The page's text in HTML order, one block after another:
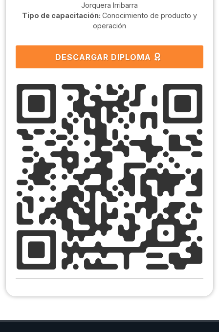
Jorquera Irribarra
Tipo de capacitación: Conocimiento de producto y
operación
DESCARGAR DIPLOMA